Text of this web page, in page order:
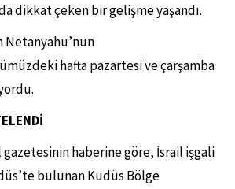
dikkat çeken bir gelişme yaşandı.
Netanyahu’nun
hafta pazartesi ve çarşamba
gazetesinin haberine göre, İsrail işgali
bulunan Kudüs Bölge